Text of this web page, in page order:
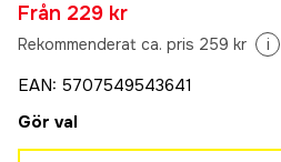
Från 229 kr
Rekommenderat ca. pris 259 kr i
EAN: 5707549543641
Gör val